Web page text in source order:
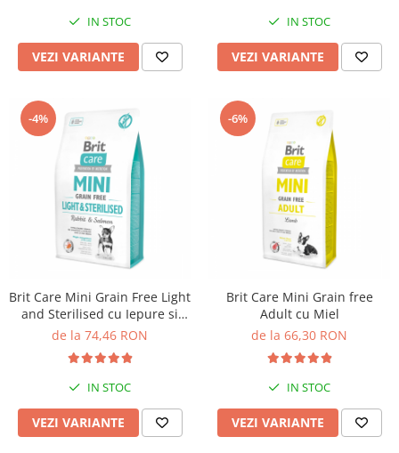
IN STOC
VEZI VARIANTE
IN STOC
VEZI VARIANTE
-4%
Brit Care Mini Grain Free Light
and Sterilised cu Iepure si
Somon
de la 74,46 RON
IN STOC
VEZI VARIANTE
-6%
Brit Care Mini Grain free
Adult cu Miel
de la 66,30 RON
IN STOC
VEZI VARIANTE